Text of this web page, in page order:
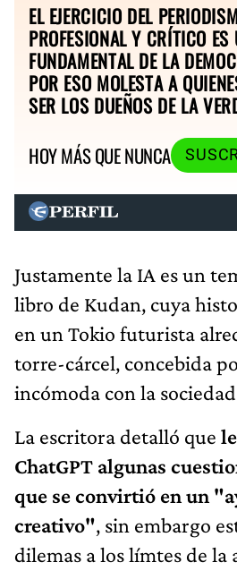
EL EJERCICIO DEL
PROFESIONAL Y CRÍTICO
FUNDAMENTAL DE LA
POR ESO MOLESTA A
SER LOS DUEÑOS DE LA
HOY MÁS QUE NUNCA
Justamente la IA es un
libro de Kudan, cuya
en un Tokio futurista
torre-cárcel, concebida
incómoda con la
La escritora detalló que
ChatGPT algunas
que se convirtió en un
creativo", sin embargo
dilemas a los límtes de la